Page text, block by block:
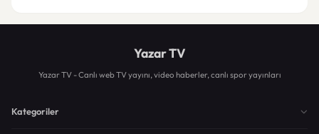
Yazar TV
Yazar TV - Canlı web TV yayını, video haberler, canlı spor yayınları
Kategoriler